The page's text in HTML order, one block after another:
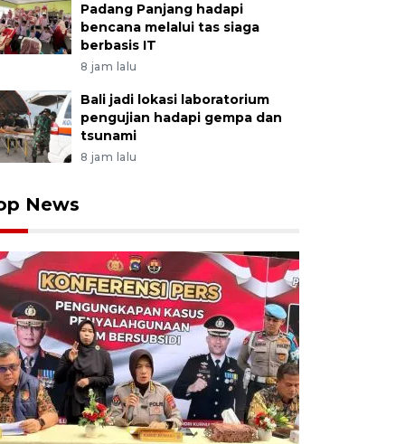
Padang Panjang hadapi
bencana melalui tas siaga
berbasis IT
8 jam lalu
Bali jadi lokasi laboratorium
pengujian hadapi gempa dan
tsunami
8 jam lalu
News